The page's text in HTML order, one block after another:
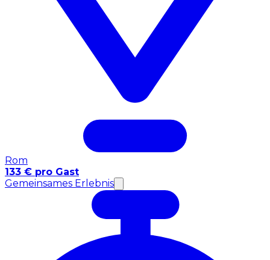
Rom
133 € pro Gast
Gemeinsames Erlebnis